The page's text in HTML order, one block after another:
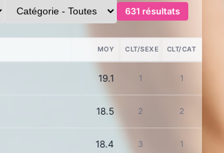
631 résultats
MOY CLT/SEXE CLT/CAT
19.1 1 1
18.5 2 2
18.4 3 1